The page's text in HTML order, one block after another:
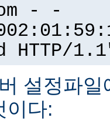
- -
HTTP/
설정파
이다: